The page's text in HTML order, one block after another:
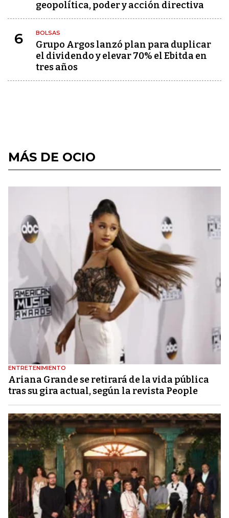
geopolítica, poder y acción directiva
6 BOLSAS
Grupo Argos lanzó plan para duplicar
el dividendo y elevar 70% el Ebitda en
tres años
MÁS DE OCIO
ENTRETENIMIENTO
Ariana Grande se retirará de la vida pública
tras su gira actual, según la revista People